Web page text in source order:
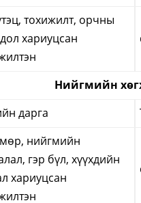
тохижилт, орчны
хариуцсан
Нийгмийн
дарга
нийгмийн
гэр бүл, хүүхдийн
хариуцсан